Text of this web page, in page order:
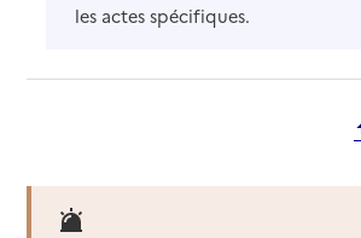
les actes spécifiques.